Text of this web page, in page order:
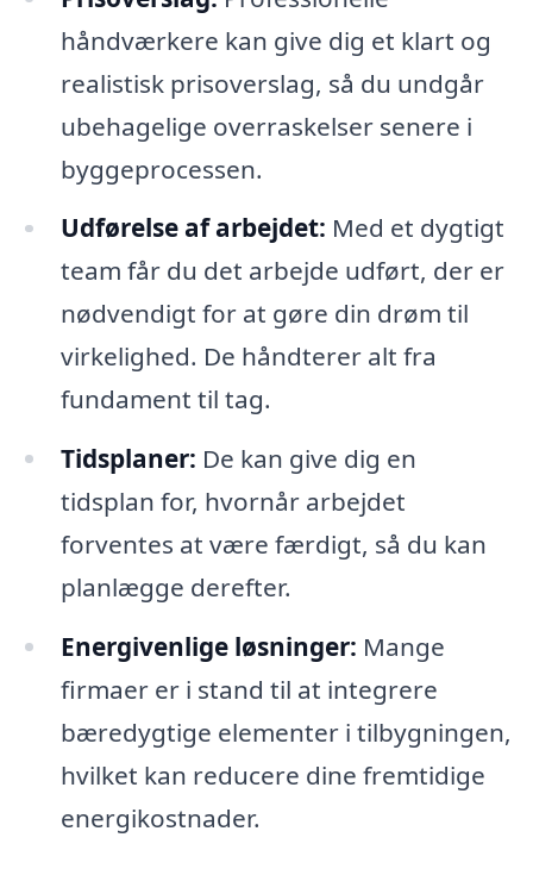
håndværkere kan give dig et klart og
realistisk prisoverslag, så du undgår
ubehagelige overraskelser senere i
byggeprocessen.
Udførelse af arbejdet: Med et dygtigt
team får du det arbejde udført, der er
nødvendigt for at gøre din drøm til
virkelighed. De håndterer alt fra
fundament til tag.
Tidsplaner: De kan give dig en
tidsplan for, hvornår arbejdet
forventes at være færdigt, så du kan
planlægge derefter.
Energivenlige løsninger: Mange
firmaer er i stand til at integrere
bæredygtige elementer i tilbygningen,
hvilket kan reducere dine fremtidige
energikostnader.